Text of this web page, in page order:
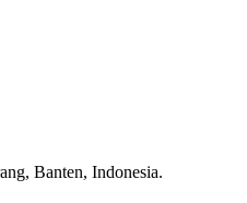
Banten, Indonesia.